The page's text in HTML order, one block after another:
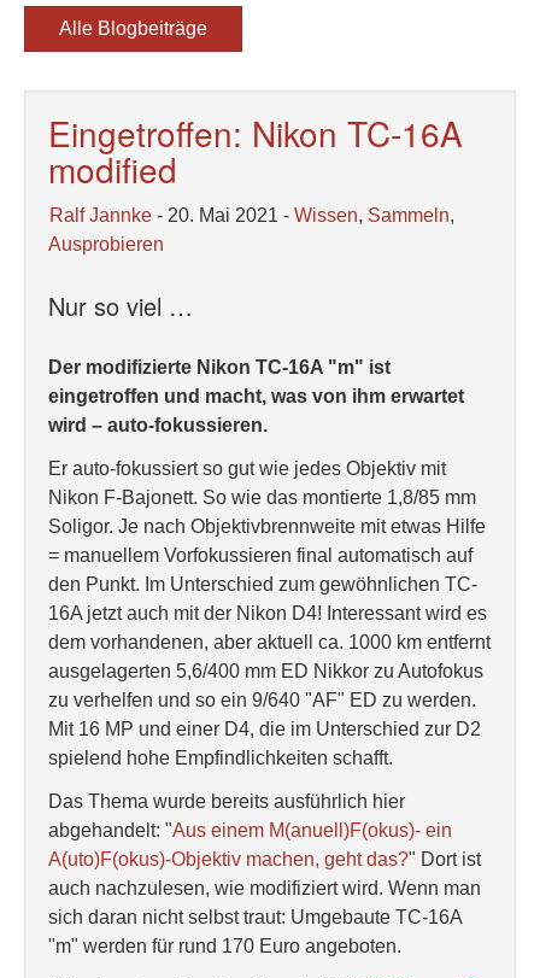
Alle Blogbeiträge
Eingetroffen: Nikon TC-16A
modified
Ralf Jannke - 20. Mai 2021 - Wissen, Sammeln,
Ausprobieren
Nur so viel …
Der modifizierte Nikon TC-16A "m" ist
eingetroffen und macht, was von ihm erwartet
wird – auto-fokussieren.
Er auto-fokussiert so gut wie jedes Objektiv mit
Nikon F-Bajonett. So wie das montierte 1,8/85 mm
Soligor. Je nach Objektivbrennweite mit etwas Hilfe
= manuellem Vorfokussieren final automatisch auf
den Punkt. Im Unterschied zum gewöhnlichen TC-
16A jetzt auch mit der Nikon D4! Interessant wird es
dem vorhandenen, aber aktuell ca. 1000 km entfernt
ausgelagerten 5,6/400 mm ED Nikkor zu Autofokus
zu verhelfen und so ein 9/640 "AF" ED zu werden.
Mit 16 MP und einer D4, die im Unterschied zur D2
spielend hohe Empfindlichkeiten schafft.
Das Thema wurde bereits ausführlich hier
abgehandelt: "Aus einem M(anuell)F(okus)- ein
A(uto)F(okus)-Objektiv machen, geht das?" Dort ist
auch nachzulesen, wie modifiziert wird. Wenn man
sich daran nicht selbst traut: Umgebaute TC-16A
"m" werden für rund 170 Euro angeboten.